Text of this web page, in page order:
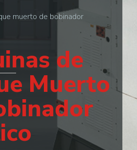
muerto de bobinador
de
Muerto